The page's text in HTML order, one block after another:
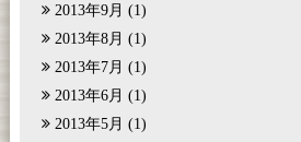
2013年9月 (1)
2013年8月 (1)
2013年7月 (1)
2013年6月 (1)
2013年5月 (1)